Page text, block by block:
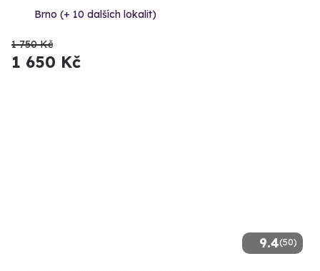
Brno (+ 10 dalších lokalit)
1 750 Kč
1 650 Kč
9.4(50)